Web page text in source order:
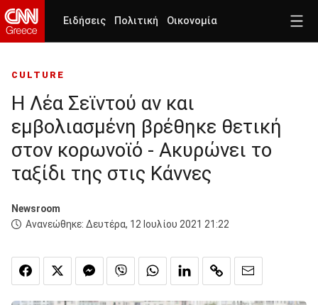
Ειδήσεις Πολιτική Οικονομία
CULTURE
Η Λέα Σεϊντού αν και
εμβολιασμένη βρέθηκε θετική
στον κορωνοϊό - Ακυρώνει το
ταξίδι της στις Κάννες
Newsroom
Ανανεώθηκε: Δευτέρα, 12 Ιουλίου 2021 21:22